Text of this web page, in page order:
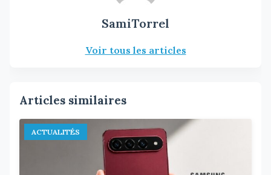
SamiTorrel
Voir tous les articles
Articles similaires
ACTUALITÉS